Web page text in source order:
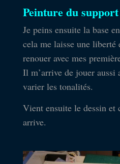
Peinture du support
Je peins ensuite la base
cela me laisse une liberté
renouer avec mes
Il m’arrive de jouer aussi
varier les tonalités.
Vient ensuite le dessin et
arrive.